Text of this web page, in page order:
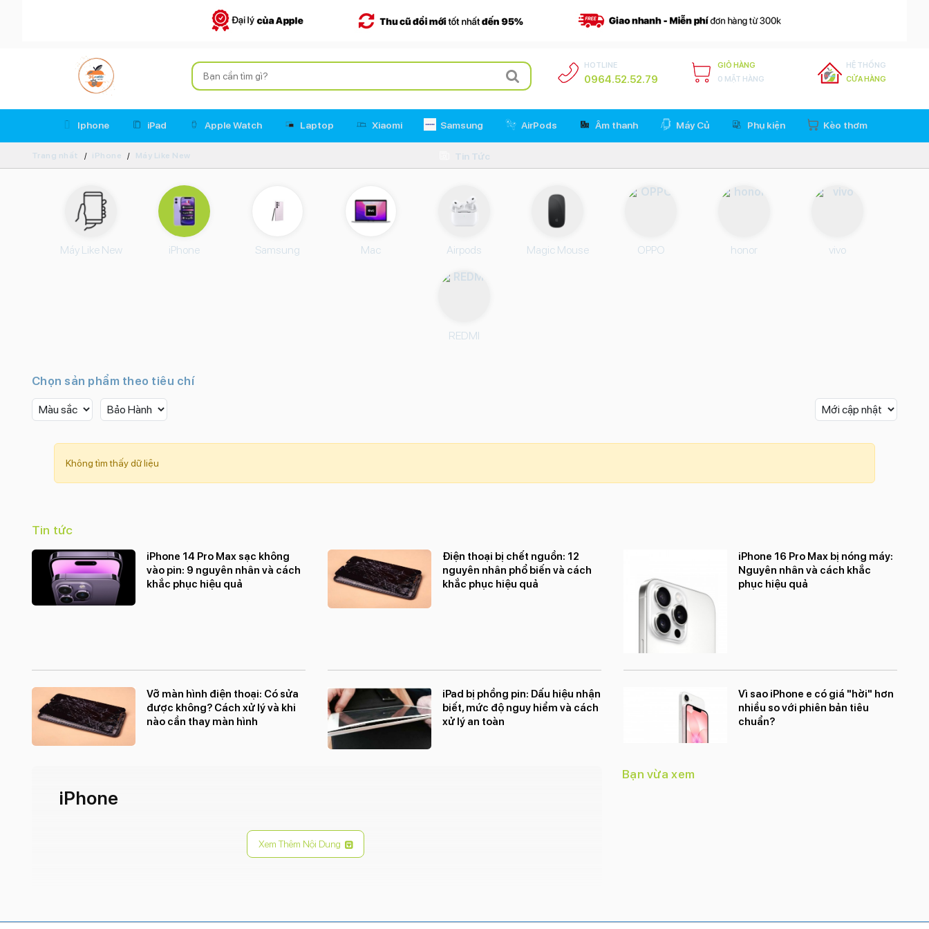
HOTLINE
0964.52.52.79
GIỎ HÀNG
0 MẶT HÀNG
HỆ THỐNG
CỬA HÀNG
Iphone iPad Apple Watch Laptop Xiaomi Samsung AirPods Âm thanh Máy Củ Phụ kiện Kèo thơm
Tin Tức
Trang nhất iPhone Máy Like New
Máy Like New iPhone Samsung Mac Airpods Magic Mouse OPPO honor vivo
REDMI
Chọn sản phẩm theo tiêu chí
Không tìm thấy dữ liệu
Tin tức
iPhone 14 Pro Max sạc không
vào pin: 9 nguyên nhân và cách
khắc phục hiệu quả
Điện thoại bị chết nguồn: 12
nguyên nhân phổ biến và cách
khắc phục hiệu quả
iPhone 16 Pro Max bị nóng máy:
Nguyên nhân và cách khắc
phục hiệu quả
Vỡ màn hình điện thoại: Có sửa
được không? Cách xử lý và khi
nào cần thay màn hình
iPad bị phồng pin: Dấu hiệu nhận
biết, mức độ nguy hiểm và cách
xử lý an toàn
Vì sao iPhone e có giá "hời" hơn
nhiều so với phiên bản tiêu
chuẩn?
iPhone
Xem Thêm Nội Dung
Bạn vừa xem